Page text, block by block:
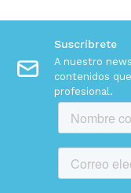
Suscríbrete
A nuestro
contenidos
profesional.